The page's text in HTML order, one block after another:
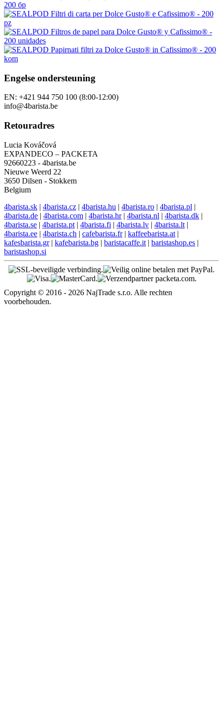
Engelse ondersteuning
EN: +421 944 750 100 (8:00-12:00)
info@4barista.be
Retouradres
Lucia Kováčová
EXPANDECO – PACKETA
92660223 - 4barista.be
Nieuwe Weerd 22
3650 Dilsen - Stokkem
Belgium
4barista.sk | 4barista.cz | 4barista.hu | 4barista.ro | 4barista.pl |
4barista.de | 4barista.com | 4barista.hr| 4barista.nl | 4barista.dk |
4barista.se | 4barista.pt | 4barista.fi | 4barista.lv | 4barista.lt |
4barista.ee | 4barista.ch | cafebarista.fr| kaffeebarista.at |
kafesbarista.gr| kafebarista.bg | baristacaffe.it | baristashop.es |
baristashop.si
Copyright © 2016 - 2026 NajTrade s.r.o. Alle rechten
voorbehouden.